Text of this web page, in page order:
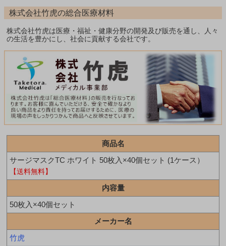
株式会社竹虎の総合医療材料
株式会社竹虎は医療・福祉・健康分野の開発及び販売を通し、人々
の生活を豊かにし、社会に貢献する会社です。
商品名
サージマスクTC ホワイト 50枚入×40個セット (1ケース）
【送料無料】
内容量
50枚入×40個セット
メーカー名
竹虎